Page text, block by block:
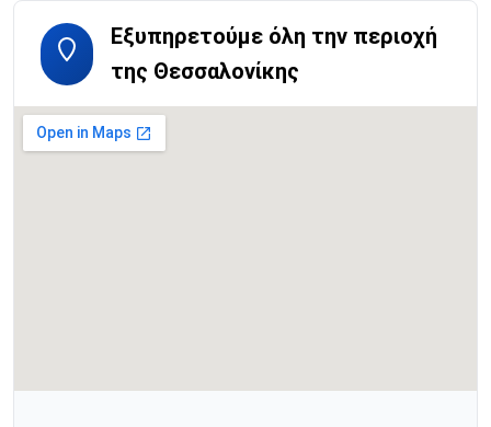
Εξυπηρετούμε όλη την περιοχή
της Θεσσαλονίκης